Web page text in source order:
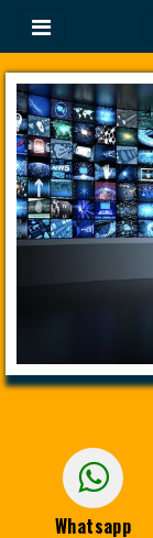
Whatsapp